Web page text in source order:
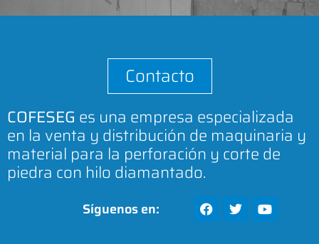
Contacto
COFESEG es una empresa especializada
en la venta y distribución de maquinaria y
material para la perforación y corte de
piedra con hilo diamantado.
Síguenos en: